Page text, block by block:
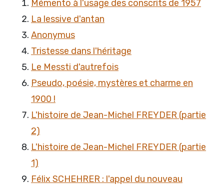
Mémento à l'usage des conscrits de 1957
La lessive d'antan
Anonymus
Tristesse dans l'héritage
Le Messti d'autrefois
Pseudo, poésie, mystères et charme en
1900 !
L'histoire de Jean-Michel FREYDER (partie
2)
L'histoire de Jean-Michel FREYDER (partie
1)
Félix SCHEHRER : l'appel du nouveau